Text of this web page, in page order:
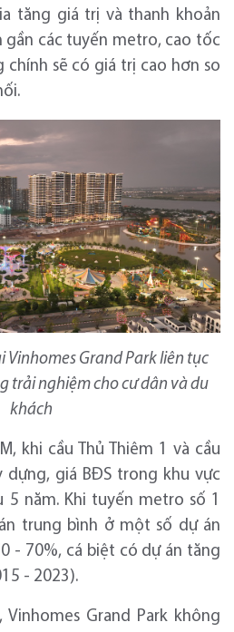
tăng giá trị và thanh khoản
gần các tuyến metro, cao tốc
chính sẽ có giá trị cao hơn so
Vinhomes Grand Park liên tục
trải nghiệm cho cư dân và du
khách
khi cầu Thủ Thiêm 1 và cầu
dựng, giá BĐS trong khu vực
5 năm. Khi tuyến metro số 1
trung bình ở một số dự án
- 70%, cá biệt có dự án tăng
- 2023).
Grand Park không